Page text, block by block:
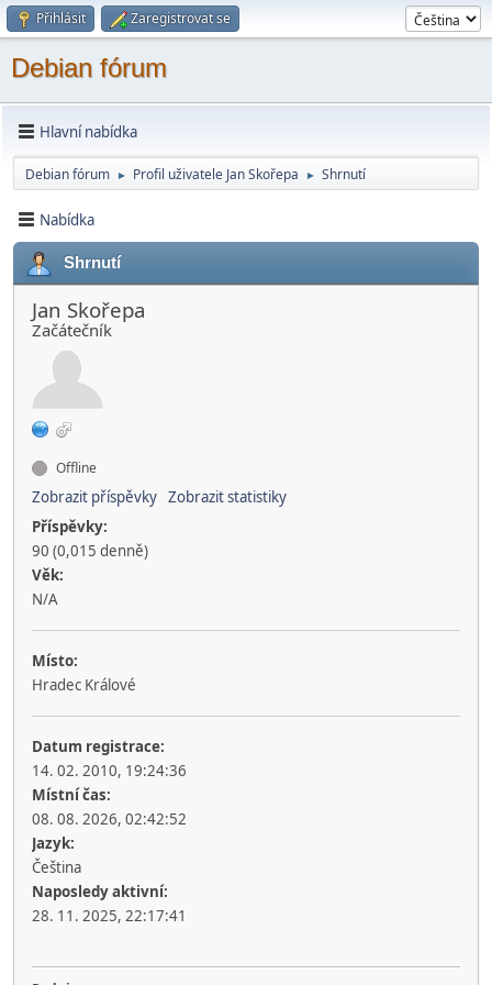
Přihlásit Zaregistrovat se
Debian fórum
Hlavní nabídka
Debian fórum ► Profil uživatele Jan Skořepa ► Shrnutí
Nabídka
Shrnutí
Jan Skořepa
Začátečník
Offline
Zobrazit příspěvky Zobrazit statistiky
Příspěvky:
90 (0,015 denně)
Věk:
N/A
Místo:
Hradec Králové
Datum registrace:
14. 02. 2010, 19:24:36
Místní čas:
08. 08. 2026, 02:42:52
Jazyk:
Čeština
Naposledy aktivní:
28. 11. 2025, 22:17:41